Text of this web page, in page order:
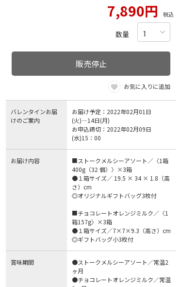
7,890円 税込
数量
販売停止
お気に入りに追加
バレンタインお届
けのご案内
お届け予定：2022年02月01日
(火)―14日(月)
お申込締切：2022年02月09日
(水)15：00
お届け内容
■ストークメルシーアソート／〈1箱
400g（32 個）〉×3箱
●１箱サイズ／ 19.5 × 34 × 1.8（高
さ）cm
◎オリジナルギフトバッグ3枚付
■チョコレートオレンジミルク／〈1
箱157g〉×3箱
●１箱サイズ／7×7×9.3（高さ）cm
◎ギフトバッグ小3枚付
賞味期間
●ストークメルシーアソート／常温2
ヶ月
●チョコレートオレンジミルク／常温